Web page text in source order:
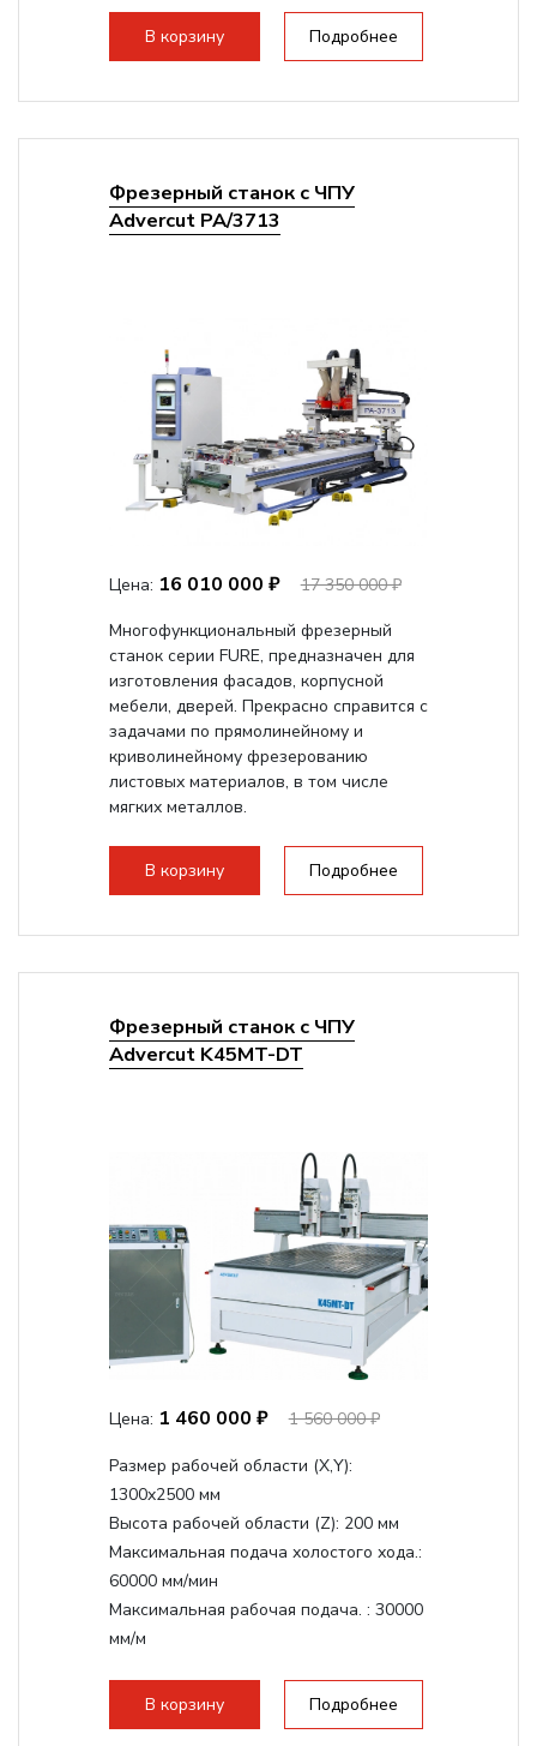
В корзину Подробнее
Фрезерный станок с ЧПУ
Advercut PA/3713
Цена: 16 010 000 ₽
17 350 000 ₽
Многофункциональный фрезерный
станок серии FURE, предназначен для
изготовления фасадов, корпусной
мебели, дверей. Прекрасно справится с
задачами по прямолинейному и
криволинейному фрезерованию
листовых материалов, в том числе
мягких металлов.
В корзину Подробнее
Фрезерный станок с ЧПУ
Advercut K45MT-DT
Цена: 1 460 000 ₽ 1 560 000 ₽
Размер рабочей области (Х,Y):
1300x2500 мм
Высота рабочей области (Z): 200 мм
Максимальная подача холостого хода.:
60000 мм/мин
Максимальная рабочая подача. : 30000
мм/м
стандартно:Вакуумный стол
Цанговый патрон:ER32
В корзину Подробнее